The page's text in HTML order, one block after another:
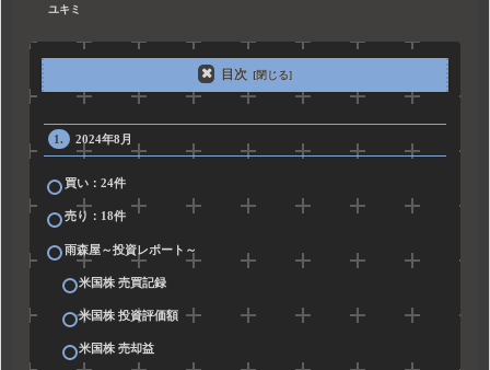
ユキミ
目次
2024年8月
買い：24件
売り：18件
雨森屋～投資レポート～
米国株 売買記録
米国株 投資評価額
米国株 売却益